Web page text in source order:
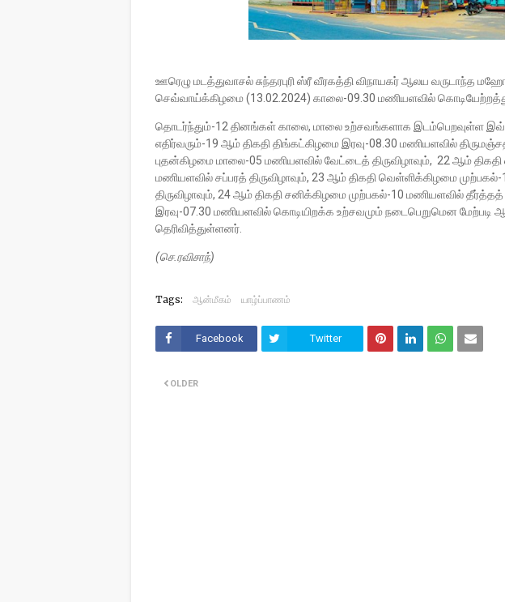
ஊரெழு மடத்துவாசல் சுந்தரபுரி ஸ்ரீ வீரகத்தி விநாயகர் ஆலய வருடாந்த
செவ்வாய்க்கிழமை (13.02.2024) காலை-09.30 மணியளவில்
தொடர்ந்தும்-12 தினங்கள் காலை, மாலை உற்சவங்களாக இடம்பெறவுள்ள
எதிர்வரும்-19 ஆம் திகதி திங்கட்கிழமை இரவு-08.30 மணியளவில்
புதன்கிழமை மாலை-05 மணியளவில் வேட்டைத் திருவிழாவும், 22 ஆம் திகதி
மணியளவில் சப்பரத் திருவிழாவும், 23 ஆம் திகதி வெள்ளிக்கிழமை
திருவிழாவும், 24 ஆம் திகதி சனிக்கிழமை முற்பகல்-10 மணியளவில்
இரவு-07.30 மணியளவில் கொடியிறக்க உற்சவமும் நடைபெறுமென மேற்படி
தெரிவித்துள்ளனர்.
(செ.ரவிசாந்)
Tags: ஆன்மீகம் யாழ்ப்பாணம்
Facebook Twitter
OLDER